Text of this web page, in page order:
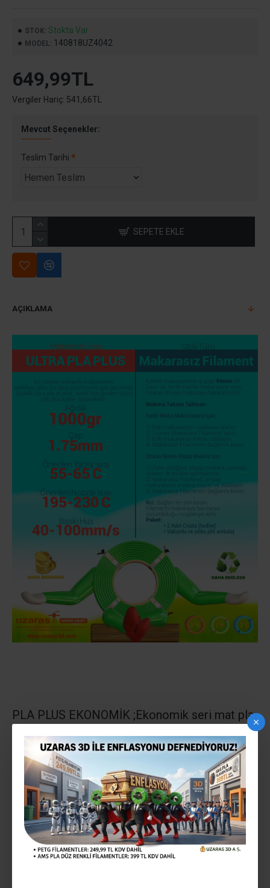
STOK: Stokta Var
MODEL: 140818UZ4042
649,99TL
Vergiler Hariç: 541,66TL
Mevcut Seçenekler:
Teslim Tarihi
SEPETE EKLE
AÇIKLAMA
PLA PLUS EKONOMİK ;Ekonomik seri mat pla
filamentimiz görsel model üretmek için
önermekteyiz
GLİNT YARI PARLAK; Ekonomik seri parlak pla
filamentimiz görsel model üretmek için
önermekteyiz
GLİNT TAM PARLAK;lüx seri mekanik
mukavemeti yüksek çok parlak pla